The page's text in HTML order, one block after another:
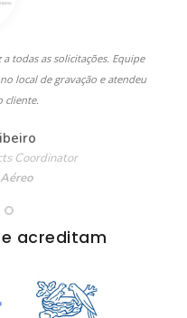
todas as solicitações. Equipe
local de gravação e atendeu
cliente.
Coordinator
acreditam